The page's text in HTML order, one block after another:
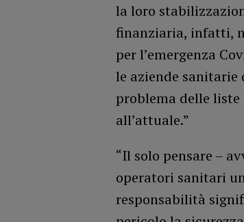
la loro
finanziaria, infatti,
per l’emergenza
le aziende
problema delle liste
all’attuale.”
“Il solo pensare –
operatori sanitari
responsabilità